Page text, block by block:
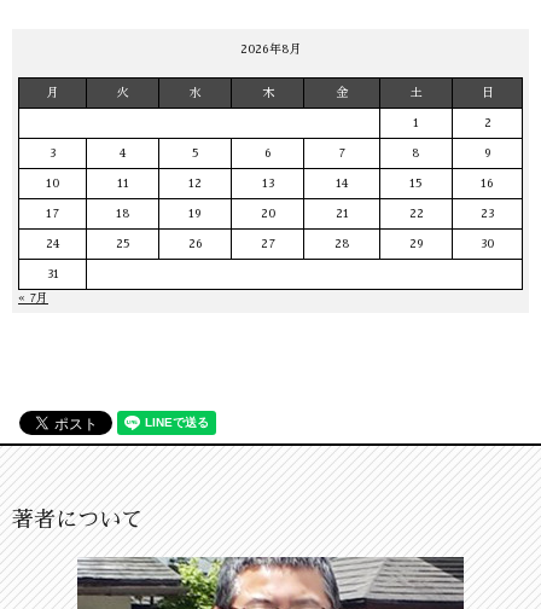
2026年8月
月 火 水 木 金 土 日
1 2
3 4 5 6 7 8 9
10 11 12 13 14 15 16
17 18 19 20 21 22 23
24 25 26 27 28 29 30
31
« 7月
著者について